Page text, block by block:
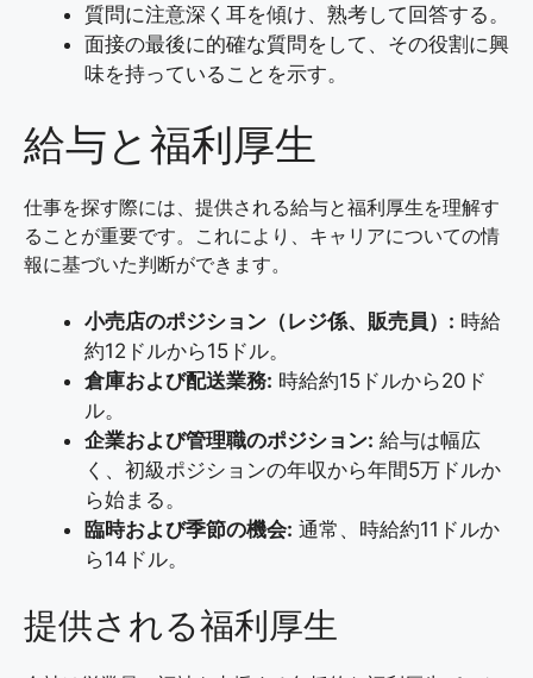
質問に注意深く耳を傾け、熟考して回答する。
面接の最後に的確な質問をして、その役割に興
味を持っていることを示す。
給与と福利厚生
仕事を探す際には、提供される給与と福利厚生を理解す
ることが重要です。これにより、キャリアについての情
報に基づいた判断ができます。
小売店のポジション（レジ係、販売員）: 時給
約12ドルから15ドル。
倉庫および配送業務: 時給約15ドルから20ド
ル。
企業および管理職のポジション: 給与は幅広
く、初級ポジションの年収から年間5万ドルか
ら始まる。
臨時および季節の機会: 通常、時給約11ドルか
ら14ドル。
提供される福利厚生